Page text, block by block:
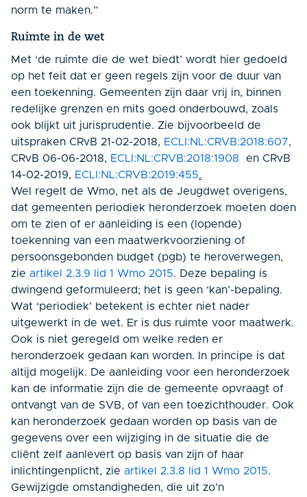
norm te maken.”
Ruimte in de wet
Met ‘de ruimte die de wet biedt’ wordt hier gedoeld
op het feit dat er geen regels zijn voor de duur van
een toekenning. Gemeenten zijn daar vrij in, binnen
redelijke grenzen en mits goed onderbouwd, zoals
ook blijkt uit jurisprudentie. Zie bijvoorbeeld de
uitspraken CRvB 21-02-2018, ECLI:NL:CRVB:2018:607,
CRvB 06-06-2018, ECLI:NL:CRVB:2018:1908 en CRvB
14-02-2019, ECLI:NL:CRVB:2019:455.
Wel regelt de Wmo, net als de Jeugdwet overigens,
dat gemeenten periodiek heronderzoek moeten doen
om te zien of er aanleiding is een (lopende)
toekenning van een maatwerkvoorziening of
persoonsgebonden budget (pgb) te heroverwegen,
zie artikel 2.3.9 lid 1 Wmo 2015. Deze bepaling is
dwingend geformuleerd; het is geen ‘kan’-bepaling.
Wat ‘periodiek’ betekent is echter niet nader
uitgewerkt in de wet. Er is dus ruimte voor maatwerk.
Ook is niet geregeld om welke reden er
heronderzoek gedaan kan worden. In principe is dat
altijd mogelijk. De aanleiding voor een heronderzoek
kan de informatie zijn die de gemeente opvraagt of
ontvangt van de SVB, of van een toezichthouder. Ook
kan heronderzoek gedaan worden op basis van de
gegevens over een wijziging in de situatie die de
cliënt zelf aanlevert op basis van zijn of haar
inlichtingenplicht, zie artikel 2.3.8 lid 1 Wmo 2015.
Gewijzigde omstandigheden, die uit zo’n